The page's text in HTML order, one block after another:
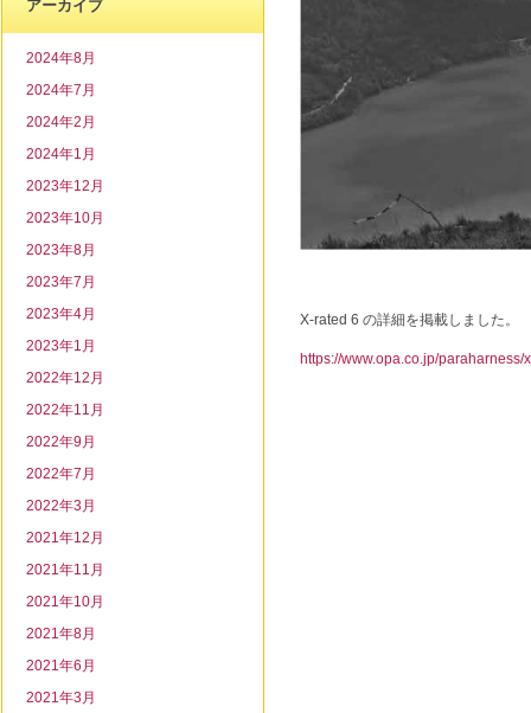
アーカイブ
2024年8月
2024年7月
2024年2月
2024年1月
2023年12月
2023年10月
2023年8月
2023年7月
2023年4月
2023年1月
2022年12月
2022年11月
2022年9月
2022年7月
2022年3月
2021年12月
2021年11月
2021年10月
2021年8月
2021年6月
2021年3月
X-rated 6 の詳細を掲載しました。
https://www.opa.co.jp/paraharness/